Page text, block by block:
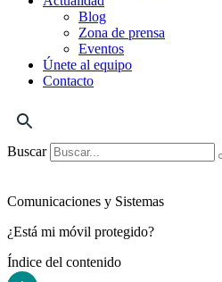
Blog
Zona de prensa
Eventos
Únete al equipo
Contacto
Buscar
Comunicaciones y Sistemas
¿Está mi móvil protegido?
Índice del contenido